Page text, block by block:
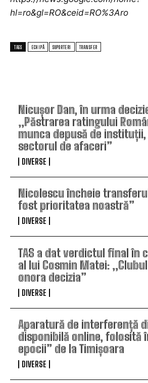
Nicușor Dan, în urma
„Păstrarea ratingului
munca depusă de
sectorul de afaceri”
DIVERSE
Nicolescu încheie
fost prioritatea noastră”
DIVERSE
TAS a dat verdictul final în
al lui Cosmin Matei:
onora decizia”
DIVERSE
Aparatură de interferență
disponibilă online, folosită
epocii” de la Timișoara
DIVERSE
hl=ro&gl=RO&ceid=RO%3Aro
TAGS ECHIPĂ SUPORTERI TRANSFER